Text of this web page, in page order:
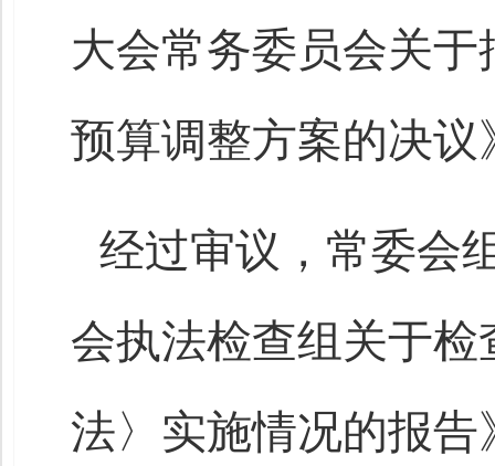
大会常务委员会关
预算调整方案的决议
经过审议，常委会
会执法检查组关于
法〉实施情况的报